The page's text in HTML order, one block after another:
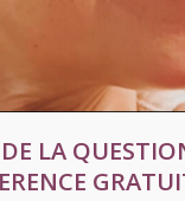
DE LA